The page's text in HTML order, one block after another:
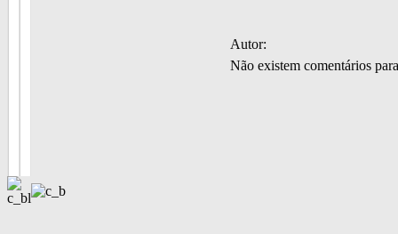
Autor:
Não existem comentários